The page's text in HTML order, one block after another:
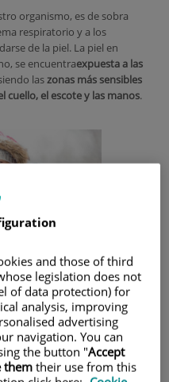
organismo, es de sobra
respiratorio y a los
de la piel. La piel en
se encuentraexpuesta a las
laszonas más sensibles
cuello, el escote y las manos.
en cuenta una serie de
veces al día la piel. Esto es
en aquellas personas que
and those of third
legislation does not
of data protection) for
analysis, improving
advertising
navigation. You can
the button "Accept
them their use from this